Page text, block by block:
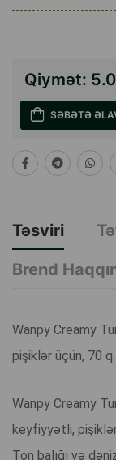
Qiymət:
SƏBƏTƏ
Təsviri
Brend
Wanpy Creamy
pişiklər üçün, 70 q.
Wanpy Creamy
keyfiyyətli,
Ton balığı və